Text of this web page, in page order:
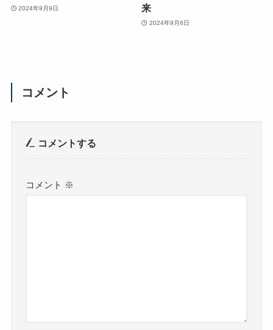
2024年9月9日
来
2024年9月6日
コメント
コメントする
コメント ※